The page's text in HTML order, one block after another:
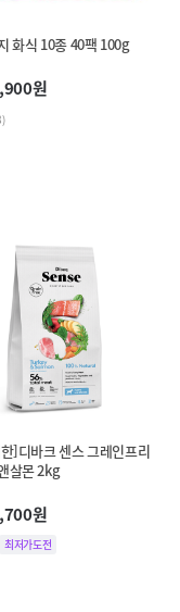
화식 10종 40팩 100g
원
]디바크 센스 그레인프리
살몬 2kg
원
최저가도전